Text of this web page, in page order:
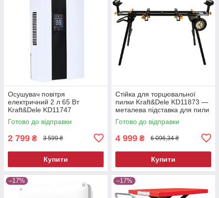
Осушувач повітря
електричний 2 л 65 Вт
Kraft&Dele KD11747
побутовий вологопоглинач
Готово до відправки
2 799 ₴ 3 599 ₴
Купити
Стійка для торцювальної
пилки Kraft&Dele KD11873 —
металева підставка для пили
Готово до відправки
4 999 ₴ 6 096,34 ₴
Купити
–17% –17%